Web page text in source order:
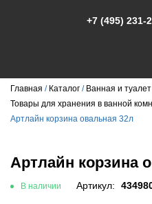
+7 (495) 231-
Главная Каталог
Ванная и туалет
Товары для хранения в ванной
Артлайн корзина овальная 32л
Артлайн корзина
В наличии Артикул: